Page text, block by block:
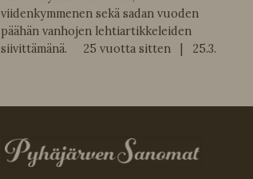
viidenkymmenen sekä sadan vuoden
päähän vanhojen lehtiartikkeleiden
siivittämänä. 25 vuotta sitten | 25.3.